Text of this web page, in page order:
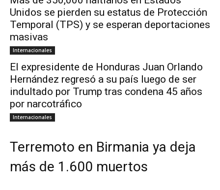
Unidos se pierden su estatus de Protección
Temporal (TPS) y se esperan deportaciones
masivas
Internacionales
El expresidente de Honduras Juan Orlando
Hernández regresó a su país luego de ser
indultado por Trump tras condena 45 años
por narcotráfico
Internacionales
Terremoto en Birmania ya deja
más de 1.600 muertos